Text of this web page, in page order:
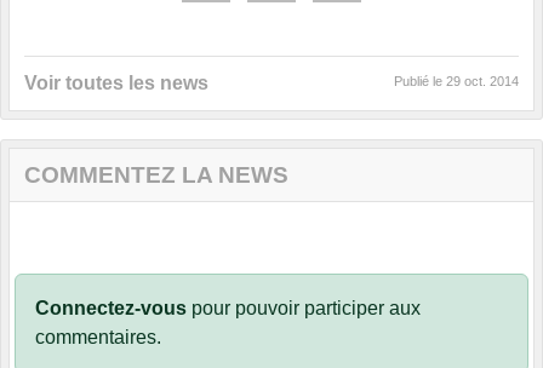
Voir toutes les news Publié le 29 oct. 2014
COMMENTEZ LA NEWS
Connectez-vous pour pouvoir participer aux
commentaires.